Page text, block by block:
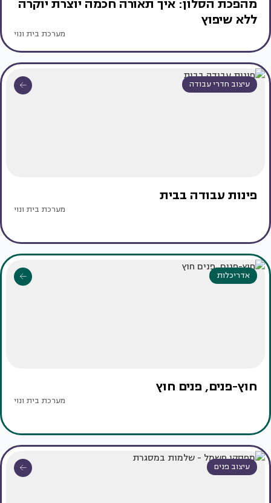
מהפכת הסלון: איך תאורה חכמה יוצרת יוקרה
ללא שיפוץ
מערכת בית ונוי
עיצוב חדרי עבודה
פינות עבודה בבית
מערכת בית ונוי
אדריכלות
חוץ-פנים, פנים חוץ
מערכת בית ונוי
עיצוב פנים